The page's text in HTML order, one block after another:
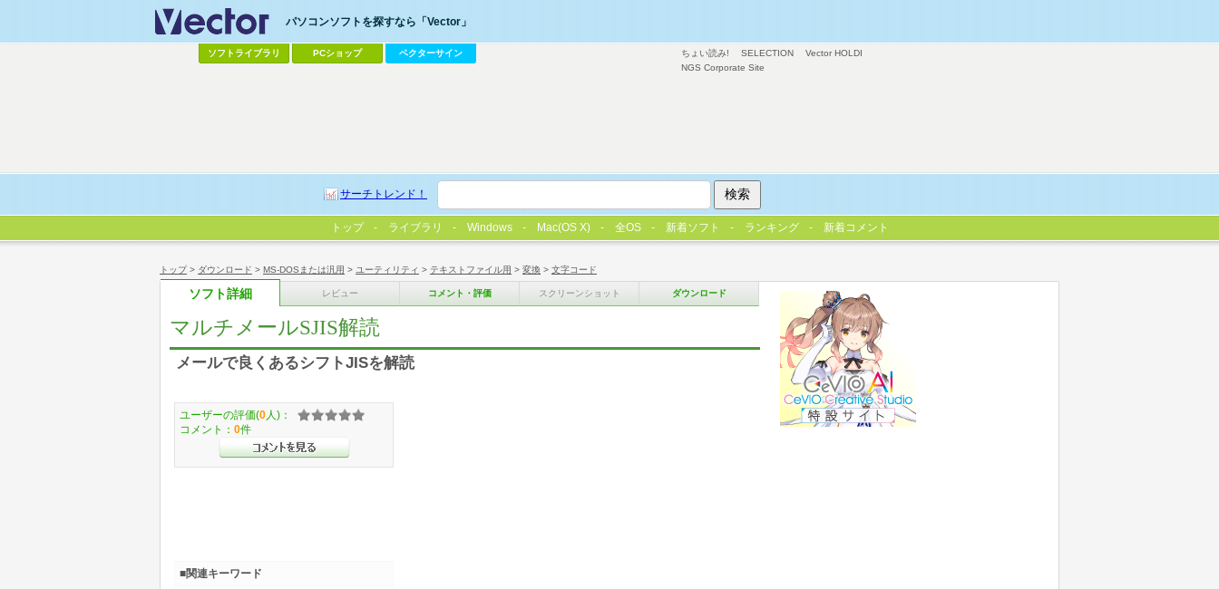
トップ> ダウンロード > MS-DOSまたは汎用 > ユーティリティ > テキストファイル用 > 変換 > 文字コード
ソフト詳細 レビュー コメント・評価 スクリーンショット ダウンロード
マルチメールSJIS解読
メールで良くあるシフトJISを解読
ユーザーの評価(0 人)：
コメント： 0件
■関連キーワード
ちょい読み! SELECTION
Vector HOLDI
NGS Corporate Site
パソコンソフトを探すなら「Vector」
ソフトライブラリ PCショップ ベクターサイン
サーチトレンド！
トップ ライブラリ Windows Mac(OS X) 全OS 新着ソフト ランキング 新着コメント